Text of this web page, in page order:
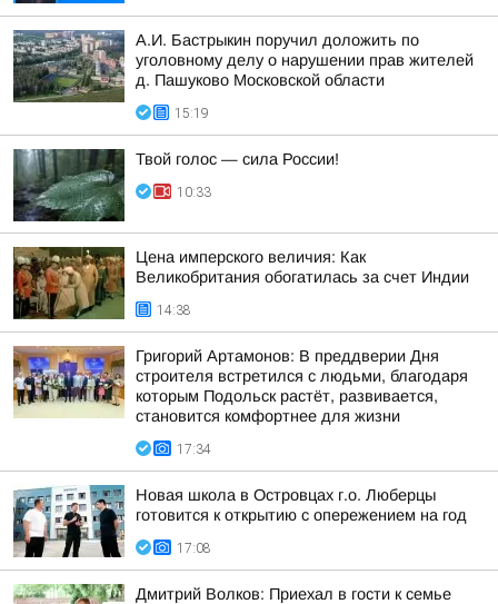
А.И. Бастрыкин поручил доложить по
уголовному делу о нарушении прав жителей
д. Пашуково Московской области
15:19
Твой голос — сила России!
10:33
Цена имперского величия: Как
Великобритания обогатилась за счет Индии
14:38
Григорий Артамонов: В преддверии Дня
строителя встретился с людьми, благодаря
которым Подольск растёт, развивается,
становится комфортнее для жизни
17:34
Новая школа в Островцах г.о. Люберцы
готовится к открытию с опережением на год
17:08
Дмитрий Волков: Приехал в гости к семье